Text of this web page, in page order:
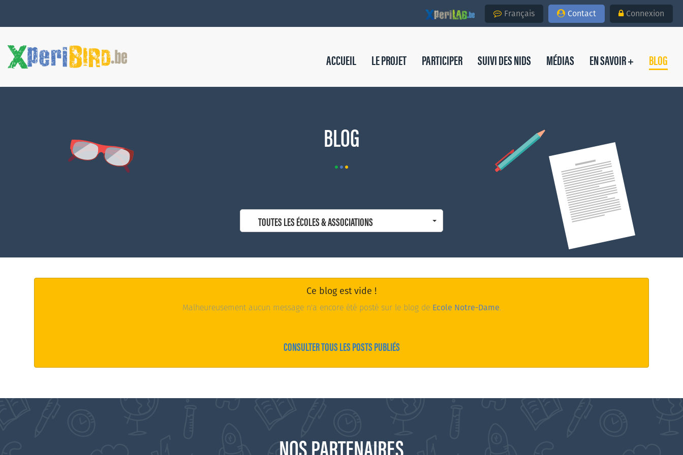
Français Contact Connexion
ACCUEIL LE PROJET PARTICIPER SUIVI DES NIDS MÉDIAS EN SAVOIR + BLOG
BLOG
TOUTES LES ÉCOLES & ASSOCIATIONS
Ce blog est vide !
Malheureusement aucun message n'a encore été posté sur le blog de Ecole Notre-Dame.
CONSULTER TOUS LES POSTS PUBLIÉS
NOS PARTENAIRES